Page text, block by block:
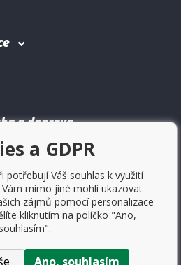
a doprava
a GDPR
potřebují Váš souhlas k využití
mimo jiné mohli ukazovat
zájmů pomocí personalizace
kliknutím na políčko "Ano,
souhlasím".
Ano, souhlasím